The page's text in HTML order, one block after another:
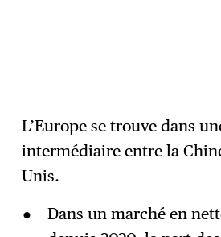
L’Europe se trouve dans
intermédiaire entre la
Unis.
Dans un marché en